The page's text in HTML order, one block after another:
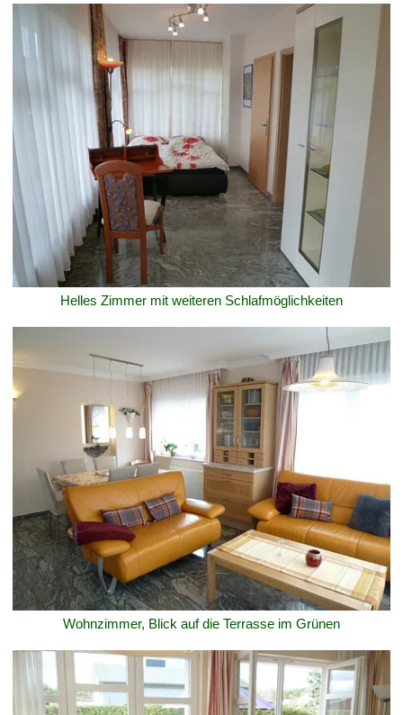
Helles Zimmer mit weiteren Schlafmöglichkeiten
Wohnzimmer, Blick auf die Terrasse im Grünen